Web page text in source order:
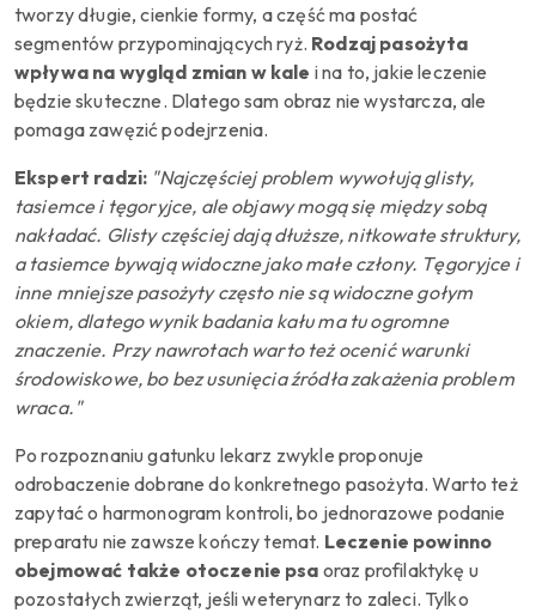
tworzy długie, cienkie formy, a część ma postać
segmentów przypominających ryż. Rodzaj pasożyta
wpływa na wygląd zmian w kale i na to, jakie leczenie
będzie skuteczne. Dlatego sam obraz nie wystarcza, ale
pomaga zawęzić podejrzenia.
Ekspert radzi: "Najczęściej problem wywołują glisty,
tasiemce i tęgoryjce, ale objawy mogą się między sobą
nakładać. Glisty częściej dają dłuższe, nitkowate struktury,
a tasiemce bywają widoczne jako małe człony. Tęgoryjce i
inne mniejsze pasożyty często nie są widoczne gołym
okiem, dlatego wynik badania kału ma tu ogromne
znaczenie. Przy nawrotach warto też ocenić warunki
środowiskowe, bo bez usunięcia źródła zakażenia problem
wraca."
Po rozpoznaniu gatunku lekarz zwykle proponuje
odrobaczenie dobrane do konkretnego pasożyta. Warto też
zapytać o harmonogram kontroli, bo jednorazowe podanie
preparatu nie zawsze kończy temat. Leczenie powinno
obejmować także otoczenie psa oraz profilaktykę u
pozostałych zwierząt, jeśli weterynarz to zaleci. Tylko